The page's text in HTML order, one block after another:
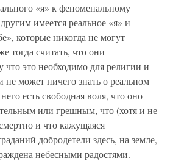
«я» к феноменальному
имеется реальное «я» и
которые никогда не могут
тогда считать, что они
это необходимо для религии и
не может ничего знать о реальном
есть свободная воля, что оно
или грешным, что (хотя и не
и что кажущаяся
добродетели здесь, на земле,
небесными радостями.